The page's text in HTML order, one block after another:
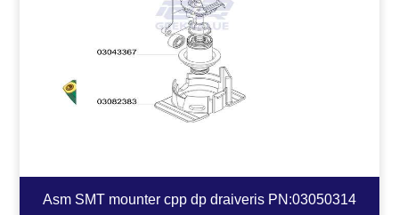
Asm SMT mounter cpp dp draiveris PN:03050314